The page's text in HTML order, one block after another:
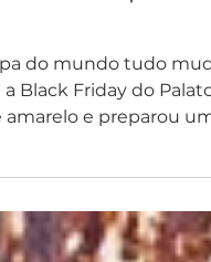
ofertas para
e torcer pelo
do mundo tudo
e preparou